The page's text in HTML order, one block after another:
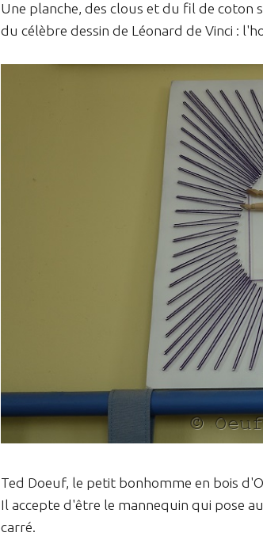
Une planche, des clous et du fil de
du célèbre dessin de Léonard de Vinci :
Ted Doeuf, le petit bonhomme en bois
Il accepte d'être le mannequin qui pose
carré.